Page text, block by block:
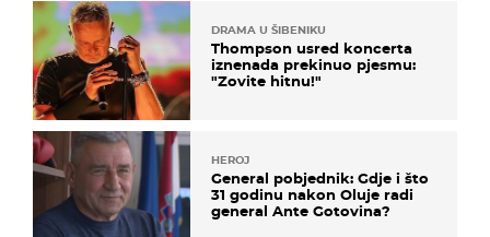
DRAMA U ŠIBENIKU
Thompson usred koncerta
iznenada prekinuo pjesmu:
"Zovite hitnu!"
HEROJ
General pobjednik: Gdje i što
31 godinu nakon Oluje radi
general Ante Gotovina?